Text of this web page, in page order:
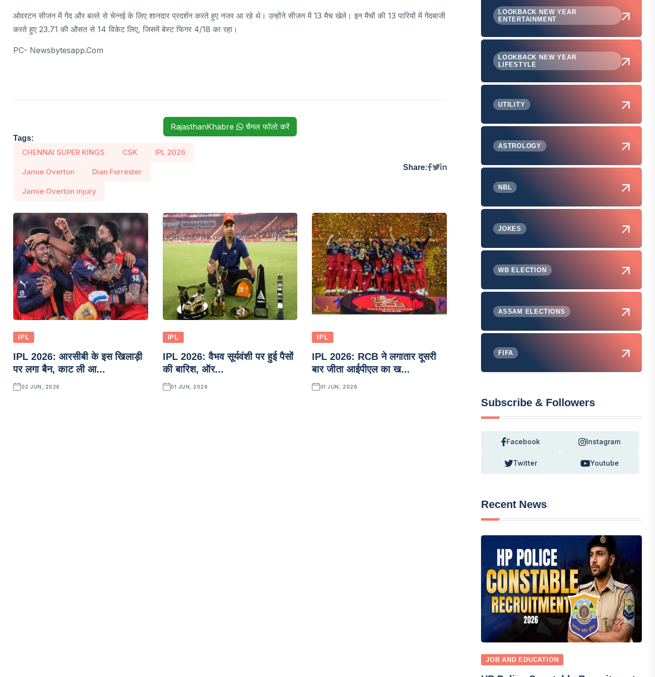
ओवरटन सीजन में गेंद और बल्ले से चेन्नई के लिए शानदार प्रदर्शन करते हुए नजर आ रहे थे। उन्होंने सीजन में 13 मैच खेले। इन मैचों की 13 पारियों में गेंदबाजी
करते हुए 23.71 की औसत से 14 विकेट लिए, जिसमें बेस्ट फिगर 4/18 का रहा।
PC- Newsbytesapp.com
RajasthanKhabre चैनल फॉलो करें
Tags:
CHENNAI SUPER KINGS CSK IPL 2026
Jamie Overton Dian Forrester
Jamie Overton injury
Share:
IPL
IPL 2026: आरसीबी के इस खिलाड़ी
पर लगा बैन, काट ली आ...
02 JUN, 2026
IPL
IPL 2026: वैभव सूर्यवंशी पर हुई पैसों
की बारिश, ऑर...
01 JUN, 2026
IPL
IPL 2026: RCB ने लगातार दूसरी
बार जीता आईपीएल का ख...
01 JUN, 2026
LOOKBACK NEW YEAR
ENTERTAINMENT
LOOKBACK NEW YEAR
LIFESTYLE
UTILITY
ASTROLOGY
NBL
JOKES
WB ELECTION
ASSAM ELECTIONS
FIFA
Subscribe & Followers
Facebook Instagram
Twitter Youtube
Recent News
JOB AND EDUCATION